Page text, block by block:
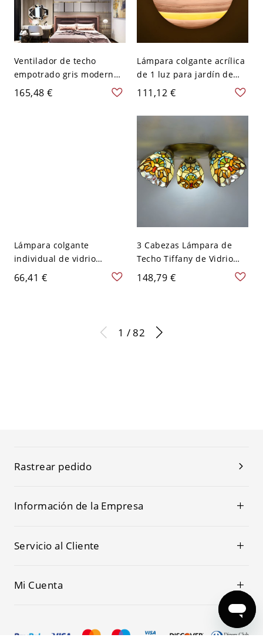
Ventilador de techo
empotrado gris moderno
con control remoto y luz
165,48 €
Lámpara colgante acrílica
de 1 luz para jardín de
infantes, Planeta Infantil -
Marrón
111,12 €
Lámpara colgante
individual de vidrio
ámbar moderna y
elegante en forma de
66,41 €
3 Cabezas Lámpara de
Techo Tiffany de Vidrio
Iluminación de Techo de
Flores para Dormitorio -
148,79 €
1 / 82
Rastrear pedido
Información de la Empresa
Servicio al Cliente
Mi Cuenta